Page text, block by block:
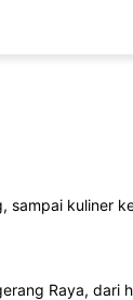
sampai kuliner
Raya, dari